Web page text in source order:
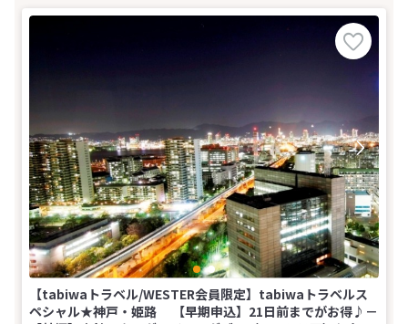
【tabiwaトラベル/WESTER会員限定】tabiwaトラベルス
ペシャル★神戸・姫路 【早期申込】21日前までがお得♪－